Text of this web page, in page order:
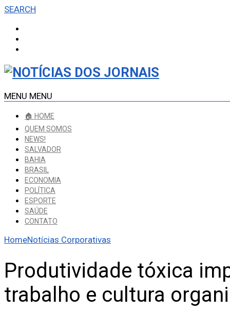
SEARCH
MENU MENU
🏠 HOME
QUEM SOMOS
NEWS!
SALVADOR
BAHIA
BRASIL
ECONOMIA
POLÍTICA
ESPORTE
SAÚDE
CONTATO
HomeNotícias Corporativas
Produtividade tóxica
trabalho e cultura